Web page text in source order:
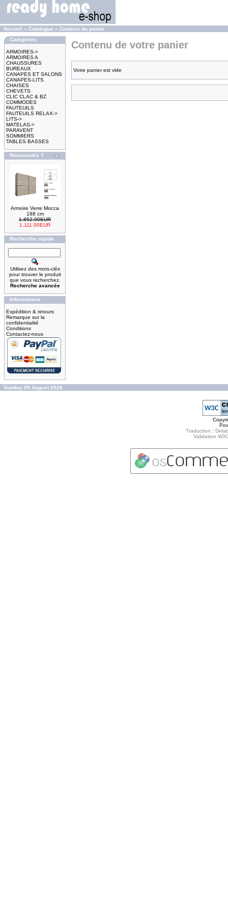
Accueil » Catalogue » Contenu du panier
Catégories
ARMOIRES->
ARMOIRES A
CHAUSSURES
BUREAUX
CANAPES ET SALONS
CANAPES-LITS
CHAISES
CHEVETS
CLIC CLAC & BZ
COMMODES
FAUTEUILS
FAUTEUILS RELAX->
LITS->
MATELAS->
PARAVENT
SOMMIERS
TABLES BASSES
Nouveautés ?
Armoire Verre Mocca
188 cm
1,852.00EUR
1,111.00EUR
Recherche rapide
Utilisez des mots-clés
pour trouver le produit
que vous recherchez.
Recherche avancée
Informations
Expédition & retours
Remarque sur la
confidentialité
Conditions
Contactez-nous
Contenu de votre panier
Votre panier est vide
Sunday 09 August 2026
Traduction :
Validation